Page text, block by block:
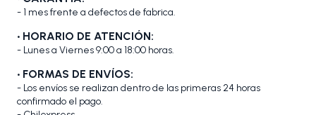
- 1 mes frente a defectos de fabrica.
• HORARIO DE ATENCIÓN:
- Lunes a Viernes 9:00 a 18:00 horas.
• FORMAS DE ENVÍOS:
- Los envíos se realizan dentro de las primeras 24 horas
confirmado el pago.